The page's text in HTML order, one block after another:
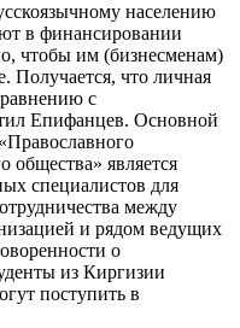
населению
в финансировании
чтобы им (бизнесменам)
Получается, что личная
с
Епифанцев. Основной
общества» является
специалистов для
между
и рядом ведущих
о
из Киргизии
поступить в